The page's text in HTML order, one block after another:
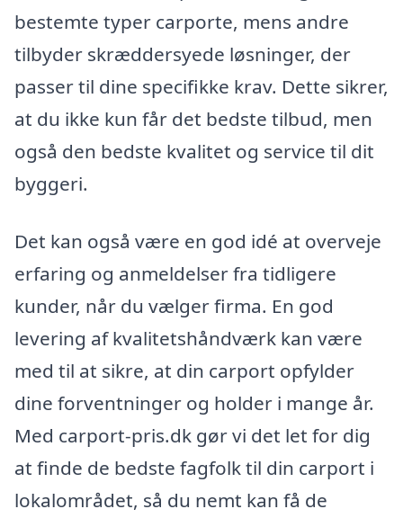
bestemte typer carporte, mens andre
tilbyder skræddersyede løsninger, der
passer til dine specifikke krav. Dette sikrer,
at du ikke kun får det bedste tilbud, men
også den bedste kvalitet og service til dit
byggeri.
Det kan også være en god idé at overveje
erfaring og anmeldelser fra tidligere
kunder, når du vælger firma. En god
levering af kvalitetshåndværk kan være
med til at sikre, at din carport opfylder
dine forventninger og holder i mange år.
Med carport-pris.dk gør vi det let for dig
at finde de bedste fagfolk til din carport i
lokalområdet, så du nemt kan få de